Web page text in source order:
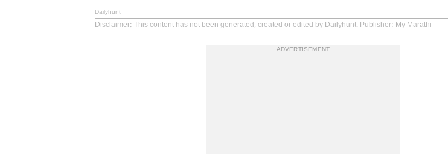
Dailyhunt
Disclaimer: This content has not been generated, created or edited by Dailyhunt. Publisher: My Marathi
ADVERTISEMENT